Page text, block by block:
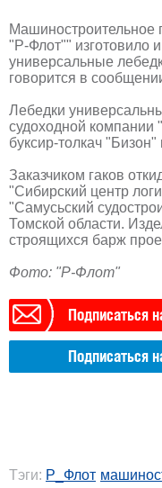
Машиностроительное
"Р-Флот"" изготовило и
универсальные
говорится в
Лебедки
судоходной компании
буксир-толкач
Заказчиком гаков
"Сибирский центр
"Самусьский
Томской области.
строящихся барж
Фото: "Р-Флот"
Подписаться
Подписаться
Тэги: Р_Флот